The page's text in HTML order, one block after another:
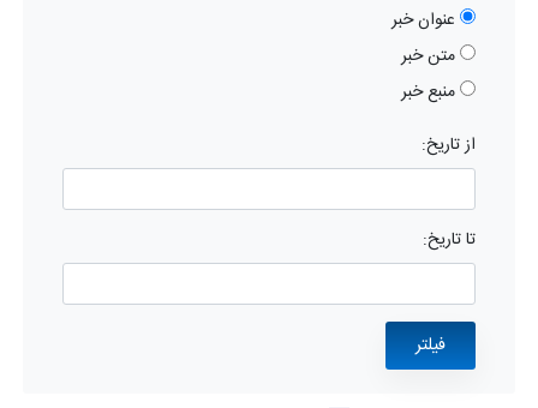
عنوان خبر
متن خبر
منبع خبر
از تاریخ:
تا تاریخ: